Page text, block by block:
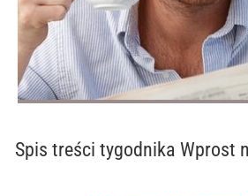
Spis treści tygodnika Wprost